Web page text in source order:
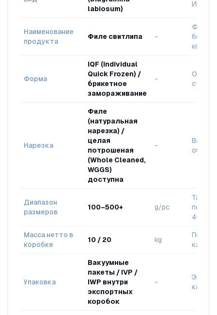
labiosum)
Наименование
продукта
Филе свитлипа -
Филе
без
кожей
Форма
IQF (Individual
Quick Frozen) /
брикетное
замораживание
-
Нарезка
Филе
(натуральная
нарезка) /
целая
потрошеная
(Whole Cleaned,
WGGS)
доступна
-
Диапазон
размеров
100–500+ g/pc
Также
Масса нетто в
коробке
10 / 20 kg
По
Упаковка
Вакуумные
пакеты / IVP /
IWP внутри
экспортных
коробок
-